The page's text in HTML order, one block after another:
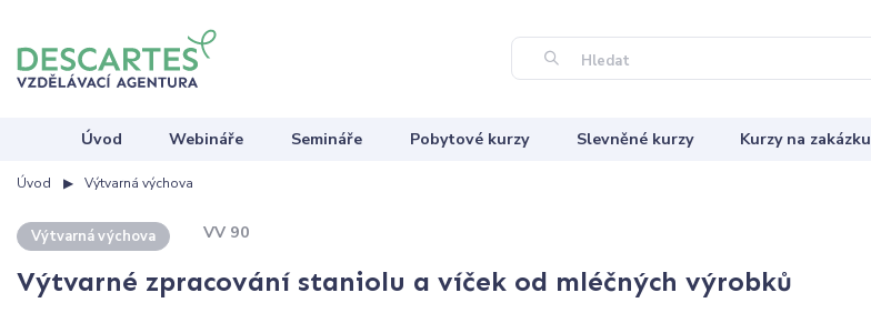
Hledat
Úvod Webináře Semináře Pobytové kurzy Slevněné kurzy Kurzy na zakázku
Úvod Výtvarná výchova
Výtvarná výchova VV 90
Výtvarné zpracování staniolu a víček od mléčných výrobků